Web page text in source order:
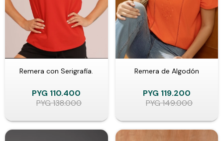
Remera con Serigrafía.
PYG 110.400
PYG138.000
Remera de Algodón
PYG 119.200
PYG149.000